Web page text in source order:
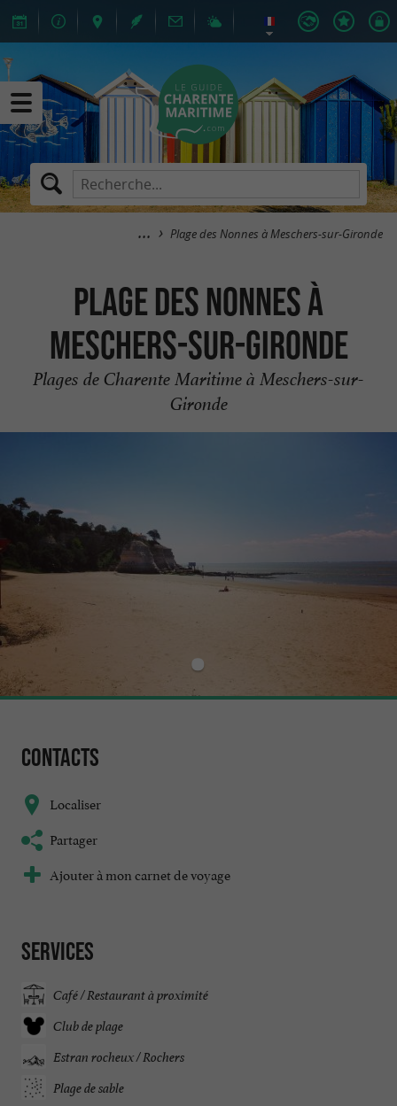
Plage des Nonnes à Meschers-sur-Gironde
Plage des Nonnes à
Meschers-sur-Gironde
Plages de Charente Maritime à Meschers-sur-
Gironde
Contacts
Localiser
Partager
Ajouter à mon carnet de voyage
Services
Café / Restaurant à proximité
Club de plage
Estran rocheux / Rochers
Plage de sable